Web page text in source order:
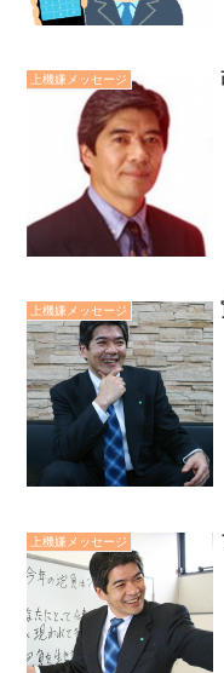
上機嫌メッセージ
上機嫌メッセージ
上機嫌メッセージ